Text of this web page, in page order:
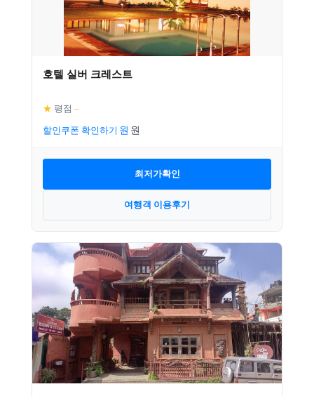
호텔 실버 크레스트
★ 평점 –
할인쿠폰 확인하기
최저가확인
여행객 이용후기